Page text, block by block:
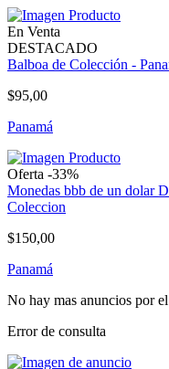
En Venta
DESTACADO
Balboa de Colección -
$95,00
Panamá
Oferta -33%
Monedas bbb de un dolar
Coleccion
$150,00
Panamá
No hay mas anuncios por
Error de consulta